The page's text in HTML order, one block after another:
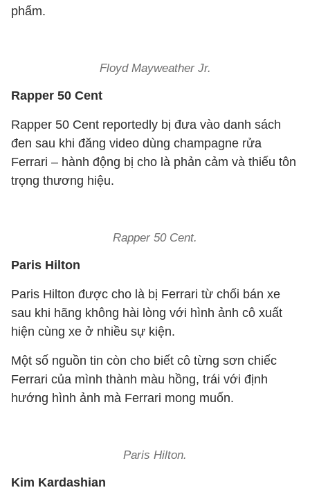
phẩm.
Floyd Mayweather Jr.
Rapper 50 Cent
Rapper 50 Cent reportedly bị đưa vào danh sách
đen sau khi đăng video dùng champagne rửa
Ferrari – hành động bị cho là phản cảm và thiếu tôn
trọng thương hiệu.
Rapper 50 Cent.
Paris Hilton
Paris Hilton được cho là bị Ferrari từ chối bán xe
sau khi hãng không hài lòng với hình ảnh cô xuất
hiện cùng xe ở nhiều sự kiện.
Một số nguồn tin còn cho biết cô từng sơn chiếc
Ferrari của mình thành màu hồng, trái với định
hướng hình ảnh mà Ferrari mong muốn.
Paris Hilton.
Kim Kardashian